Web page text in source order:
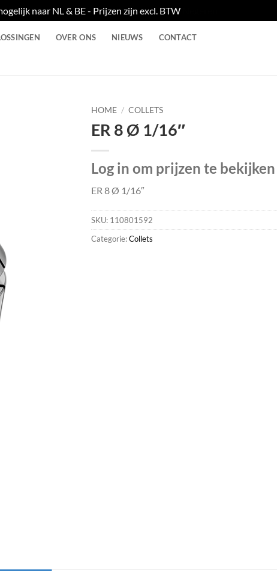
naar NL & BE - Prijzen zijn excl. BTW
OVER ONS NIEUWS CONTACT
HOME / COLLETS
ER 8 Ø 1/16″
Log in om prijzen te bekijken
ER 8 Ø 1/16″
SKU: 110801592
Categorie:Collets